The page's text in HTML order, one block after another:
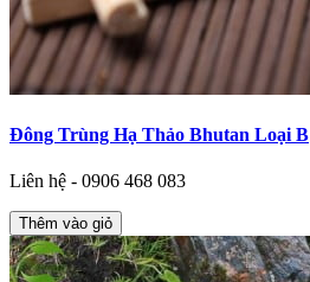
Đông Trùng Hạ Thảo Bhutan Loại B
Liên hệ - 0906 468 083
Thêm vào giỏ